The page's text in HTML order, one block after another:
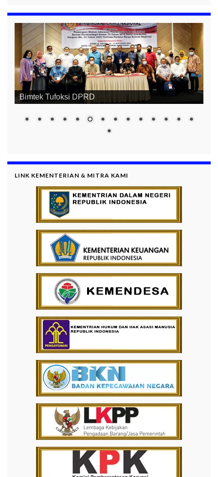
Bimtek Gender (Pengarusutamaan Gender)
LINK KEMENTERIAN & MITRA KAMI